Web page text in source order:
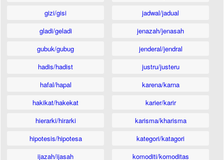
gizi/gisi
gladi/geladi
gubuk/gubug
hadis/hadist
hafal/hapal
hakikat/hakekat
hierarki/hirarki
hipotesis/hipotesa
ijazah/ijasah
jadwal/jadual
jenazah/jenasah
jenderal/jendral
justru/justeru
karena/karna
karier/karir
karisma/kharisma
kategori/katagori
komoditi/komoditas